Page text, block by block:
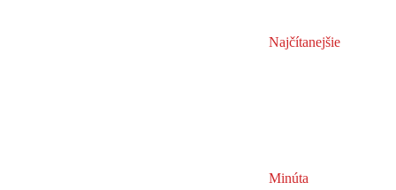
Najčítanejšie
Minúta